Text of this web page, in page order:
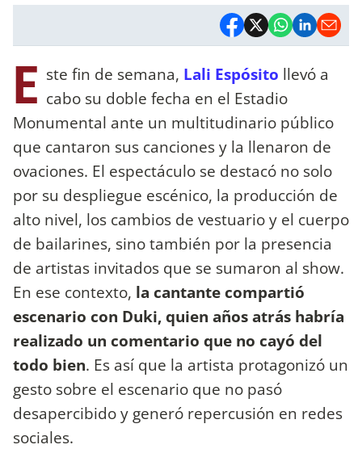
E ste fin de semana, Lali Espósito llevó a
cabo su doble fecha en el Estadio
Monumental ante un multitudinario público
que cantaron sus canciones y la llenaron de
ovaciones. El espectáculo se destacó no solo
por su despliegue escénico, la producción de
alto nivel, los cambios de vestuario y el cuerpo
de bailarines, sino también por la presencia
de artistas invitados que se sumaron al show.
En ese contexto, la cantante compartió
escenario con Duki, quien años atrás habría
realizado un comentario que no cayó del
todo bien. Es así que la artista protagonizó un
gesto sobre el escenario que no pasó
desapercibido y generó repercusión en redes
sociales.